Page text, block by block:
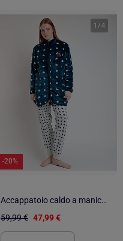
1 /4
-20%
Accappatoio caldo a maniche lunghe da donna DISNEY You Make Me Love
59,99 € 47,99 €